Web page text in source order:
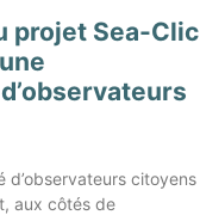
projet Sea-Clic
d’observateurs citoyens
aux côtés de